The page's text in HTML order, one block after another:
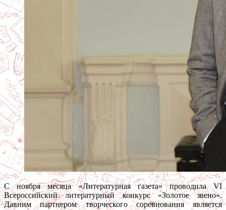
С ноября месяца «Литературная газета» проводила VI
Всероссийский литературный конкурс «Золотое звено».
Давним партнером творческого соревнования является